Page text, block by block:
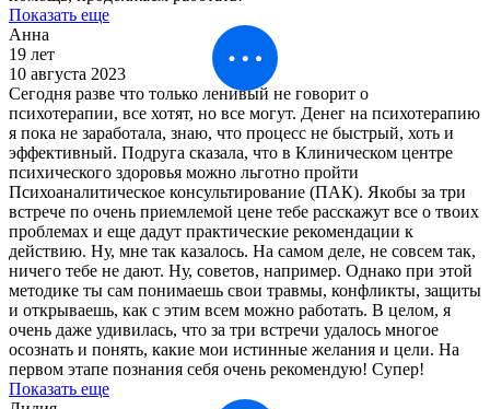
Показать еще
Анна
19 лет
10 августа 2023
Сегодня разве что только ленивый не говорит о
психотерапии, все хотят, но все могут. Денег на психотерапию
я пока не заработала, знаю, что процесс не быстрый, хоть и
эффективный. Подруга сказала, что в Клиническом центре
психического здоровья можно льготно пройти
Психоаналитическое консультирование (ПАК). Якобы за три
встрече по очень приемлемой цене тебе расскажут все о твоих
проблемах и еще дадут практические рекомендации к
действию. Ну, мне так казалось. На самом деле, не совсем так,
ничего тебе не дают. Ну, советов, например. Однако при этой
методике ты сам понимаешь свои травмы, конфликты, защиты
и открываешь, как с этим всем можно работать. В целом, я
очень даже удивилась, что за три встречи удалось многое
осознать и понять, какие мои истинные желания и цели. На
первом этапе познания себя очень рекомендую! Супер!
Показать еще